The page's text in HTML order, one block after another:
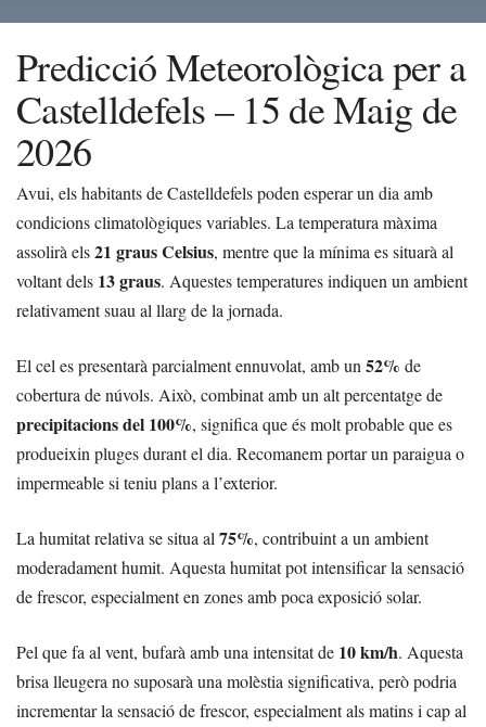
Predicció Meteorològica per a
Castelldefels – 15 de Maig de
2026
Avui, els habitants de Castelldefels poden esperar un dia amb
condicions climatològiques variables. La temperatura màxima
assolirà els21 graus Celsius, mentre que la mínima es situarà al
voltant dels 13 graus. Aquestes temperatures indiquen un ambient
relativament suau al llarg de la jornada.
El cel es presentarà parcialment ennuvolat, amb un52% de
cobertura de núvols. Això, combinat amb un alt percentatge de
precipitacions del 100%, significa que és molt probable que es
produeixin pluges durant el dia. Recomanem portar un paraigua o
impermeable si teniu plans a l’exterior.
La humitat relativa se situa al75%, contribuint a un ambient
moderadament humit. Aquesta humitat pot intensificar la sensació
de frescor, especialment en zones amb poca exposició solar.
Pel que fa al vent, bufarà amb una intensitat de 10 km/h. Aquesta
brisa lleugera no suposarà una molèstia significativa, però podria
incrementar la sensació de frescor, especialment als matins i cap al